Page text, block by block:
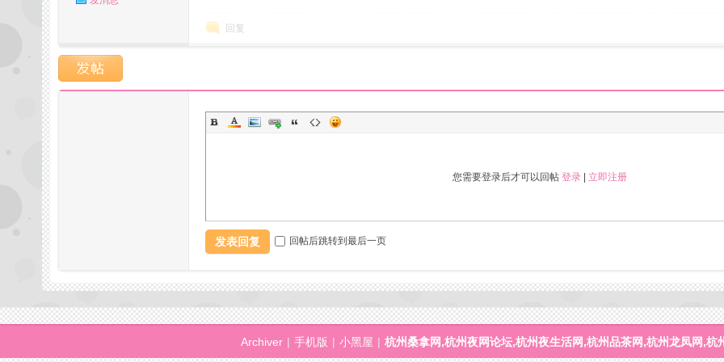
回复
您需要登录后才可以回帖 登录| 立即注册
发表回复 回帖后跳转到最后一页
Archiver | 手机版 | 小黑屋 | 杭州桑拿网,杭州夜网论坛,杭州夜生活网,杭州品茶网,杭州龙凤网,杭